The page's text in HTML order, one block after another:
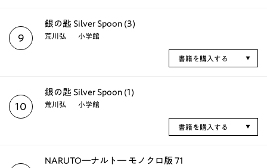
9
銀の匙 Silver Spoon (3)
荒川弘 小学館
書籍を購入する
10
銀の匙 Silver Spoon (1)
荒川弘 小学館
書籍を購入する
NARUTO―ナルト― モノクロ版 71